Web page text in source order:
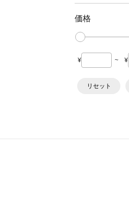
価格
¥ ~ ¥
リセット